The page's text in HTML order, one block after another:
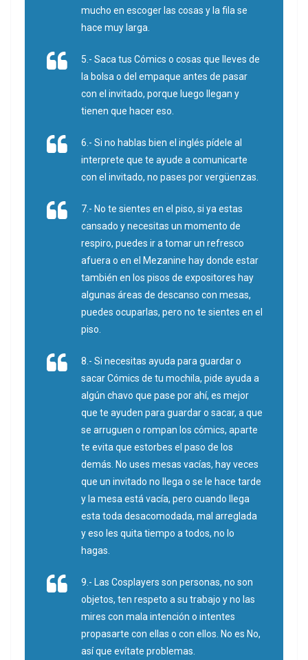
mucho en escoger las cosas y la fila se
hace muy larga.
5.- Saca tus Cómics o cosas que lleves de
la bolsa o del empaque antes de pasar
con el invitado, porque luego llegan y
tienen que hacer eso.
6.- Si no hablas bien el inglés pídele al
interprete que te ayude a comunicarte
con el invitado, no pases por vergüenzas.
7.- No te sientes en el piso, si ya estas
cansado y necesitas un momento de
respiro, puedes ir a tomar un refresco
afuera o en el Mezanine hay donde estar
también en los pisos de expositores hay
algunas áreas de descanso con mesas,
puedes ocuparlas, pero no te sientes en el
piso.
8.- Si necesitas ayuda para guardar o
sacar Cómics de tu mochila, pide ayuda a
algún chavo que pase por ahí, es mejor
que te ayuden para guardar o sacar, a que
se arruguen o rompan los cómics, aparte
te evita que estorbes el paso de los
demás. No uses mesas vacías, hay veces
que un invitado no llega o se le hace tarde
y la mesa está vacía, pero cuando llega
esta toda desacomodada, mal arreglada
y eso les quita tiempo a todos, no lo
hagas.
9.- Las Cosplayers son personas, no son
objetos, ten respeto a su trabajo y no las
mires con mala intención o intentes
propasarte con ellas o con ellos. No es No,
así que evítate problemas.